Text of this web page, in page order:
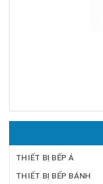
THIẾT BỊ BẾP Á
THIẾT BỊ BẾP BÁNH